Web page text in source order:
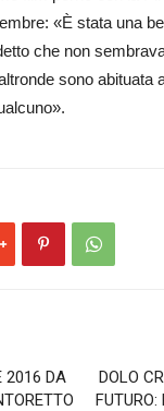
«È stata una
che non
sono abituata
2016 DA
DOLO